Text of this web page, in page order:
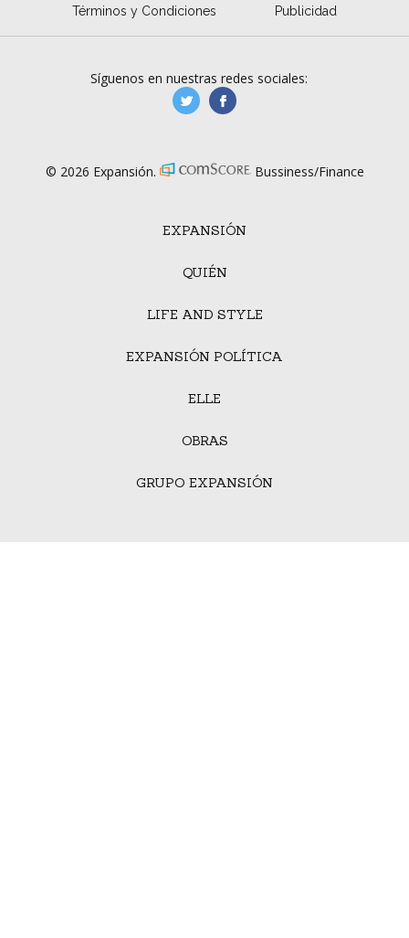
Términos y Condiciones Publicidad
EXPANSIÓN
QUIÉN
LIFE AND STYLE
EXPANSIÓN POLÍTICA
ELLE
OBRAS
GRUPO EXPANSIÓN
Síguenos en nuestras redes sociales:
manufacturaGE
© 2026 Expansión. Bussiness/Finance